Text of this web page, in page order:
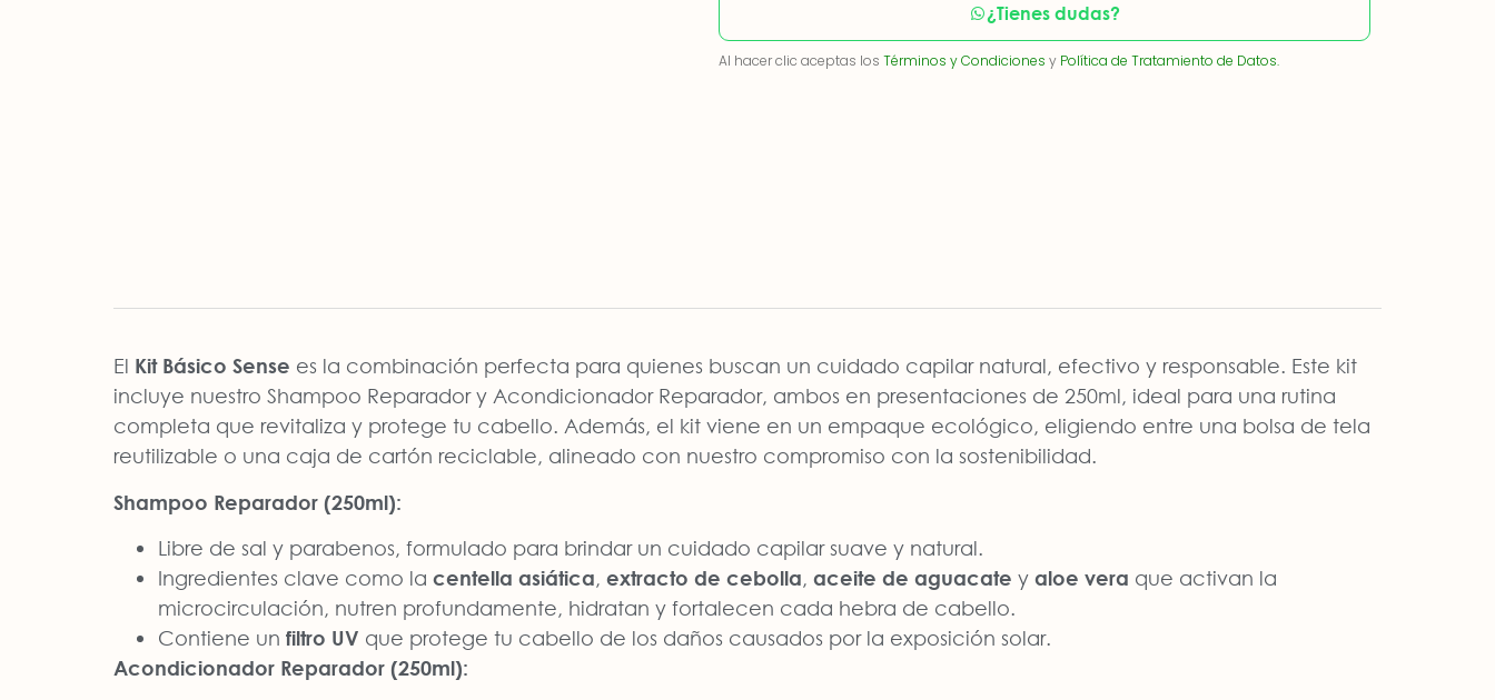
¿Tienes dudas?
Al hacer clic aceptas los Términos y Condiciones y Política de Tratamiento de Datos.
El Kit Básico Sense es la combinación perfecta para quienes buscan un cuidado capilar natural, efectivo y responsable. Este kit
incluye nuestro Shampoo Reparador y Acondicionador Reparador, ambos en presentaciones de 250ml, ideal para una rutina
completa que revitaliza y protege tu cabello. Además, el kit viene en un empaque ecológico, eligiendo entre una bolsa de tela
reutilizable o una caja de cartón reciclable, alineado con nuestro compromiso con la sostenibilidad.
Shampoo Reparador (250ml):
Libre de sal y parabenos, formulado para brindar un cuidado capilar suave y natural.
Ingredientes clave como la centella asiática, extracto de cebolla, aceite de aguacate y aloe vera que activan la
microcirculación, nutren profundamente, hidratan y fortalecen cada hebra de cabello.
Contiene un filtro UV que protege tu cabello de los daños causados por la exposición solar.
Acondicionador Reparador (250ml):